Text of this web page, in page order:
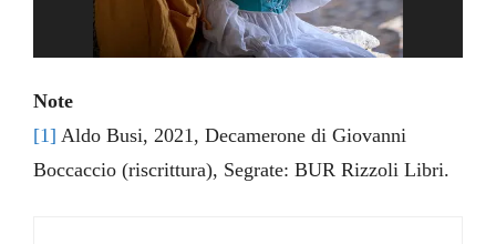
Note
[1] Aldo Busi, 2021, Decamerone di Giovanni
Boccaccio (riscrittura), Segrate: BUR Rizzoli Libri.